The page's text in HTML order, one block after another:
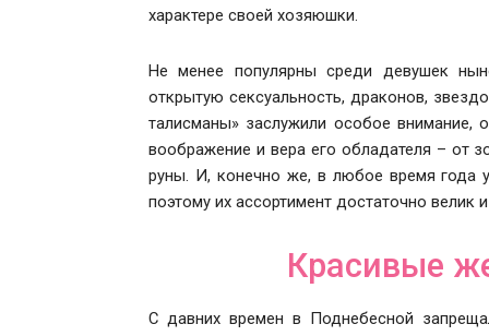
характере своей хозяюшки.
Не менее популярны среди девушек
открытую сексуальность, драконов,
талисманы» заслужили особое внимание,
воображение и вера его обладателя – от
руны. И, конечно же, в любое время года
поэтому их ассортимент достаточно велик
Красивые
С давних времен в Поднебесной